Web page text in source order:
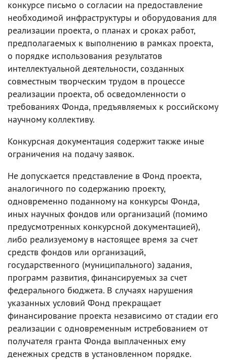
конкурсе письмо о согласии на предоставление
необходимой инфраструктуры и оборудования для
реализации проекта, о планах и сроках работ,
предполагаемых к выполнению в рамках проекта,
о порядке использования результатов
интеллектуальной деятельности, созданных
совместным творческим трудом в процессе
реализации проекта, об осведомленности о
требованиях Фонда, предъявляемых к российскому
научному коллективу.
Конкурсная документация содержит также иные
ограничения на подачу заявок.
Не допускается представление в Фонд проекта,
аналогичного по содержанию проекту,
одновременно поданному на конкурсы Фонда,
иных научных фондов или организаций (помимо
предусмотренных конкурсной документацией),
либо реализуемому в настоящее время за счет
средств фондов или организаций,
государственного (муниципального) задания,
программ развития, финансируемых за счет
федерального бюджета. В случаях нарушения
указанных условий Фонд прекращает
финансирование проекта независимо от стадии его
реализации с одновременным истребованием от
получателя гранта Фонда выплаченных ему
денежных средств в установленном порядке.